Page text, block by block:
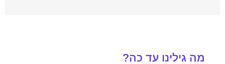
מה גילינו עד כה?